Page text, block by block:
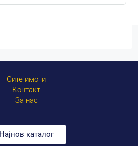
Сите имоти
Контакт
За нас
Најнов каталог